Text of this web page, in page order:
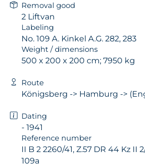
Removal good
2 Liftvan
Labeling
No. 109 A. Kinkel A.G. 282, 283
Weight / dimensions
500 x 200 x 200 cm; 7950 kg
Route
Königsberg -> Hamburg ->
Dating
- 1941
Reference number
II B 2 2260/41, Z.57 DR 44 Kz II
109a